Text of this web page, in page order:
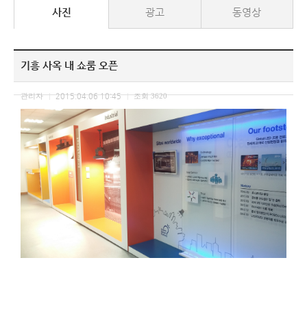
사진 광고 동영상
기흥 사옥 내 쇼룸 오픈
관리자 | 2015.04.06 10:45 | 조회 3620